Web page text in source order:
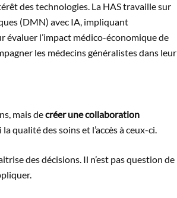
des technologies. La HAS travaille sur
(DMN) avec IA, impliquant
évaluer l’impact médico-économique de
les médecins généralistes dans leur
mais decréer une collaboration
qualité des soins et l’accès à ceux-ci.
des décisions. Il n’est pas question de